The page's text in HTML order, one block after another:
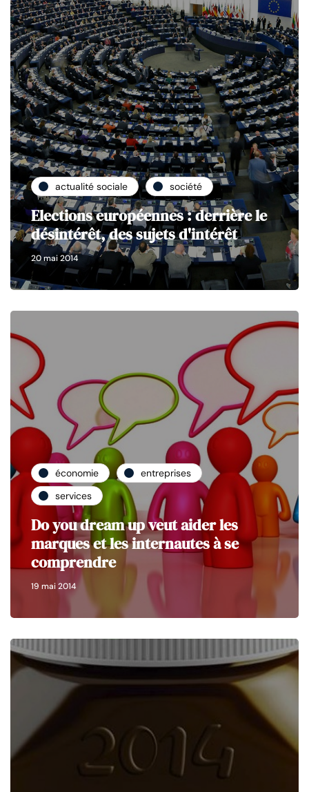
actualité sociale société
Elections européennes : derrière le
désintérêt, des sujets d'intérêt
20 mai 2014
économie
entreprises
services
Do you dream up veut aider les
marques et les internautes à se
comprendre
19 mai 2014